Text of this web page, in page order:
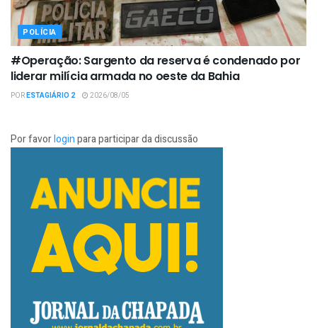
POLÍCIA
#Operação: Sargento da reserva é condenado por
liderar milícia armada no oeste da Bahia
PORESTAGIÁRIO 2 2026/08/05
Por favorloginpara participar da discussão